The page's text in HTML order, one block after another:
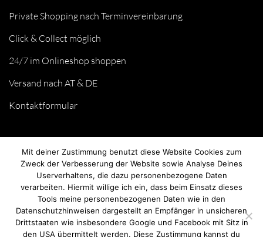
Private Shopping nach Terminvereinbarung
Click & Collect möglich
24/7 im Onlineshop shoppen
Versand nach AT & DE
Kontaktformular
© we love handmade 2026. All rights reserved.
Mit deiner Zustimmung benutzt diese Website Cookies zum
Zweck der Verbesserung der Website sowie Analyse Deines
Userverhaltens, die dazu personenbezogene Daten
verarbeiten. Hiermit willige ich ein, dass beim Einsatz dieses
Tools meine personenbezogenen Daten wie in den
Datenschutzhinweisen dargestellt an Empfänger in unsicheren
Drittstaaten wie insbesondere Google und Facebook mit Sitz in
den USA übermittelt werden. Diese Zustimmung kannst du